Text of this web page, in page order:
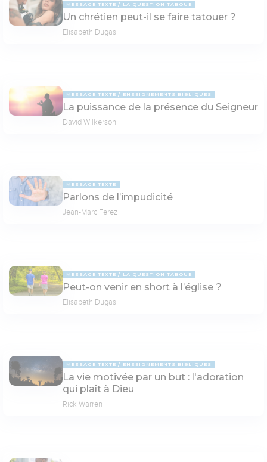
MESSAGE TEXTE LA QUESTION TABOUE
Un chrétien peut-il se faire tatouer ?
Elisabeth Dugas
MESSAGE TEXTE ENSEIGNEMENTS BIBLIQUES
La puissance de la présence du Seigneur
David Wilkerson
MESSAGE TEXTE
Parlons de l’impudicité
Jean-Marc Ferez
MESSAGE TEXTE LA QUESTION TABOUE
Peut-on venir en short à l’église ?
Elisabeth Dugas
MESSAGE TEXTE ENSEIGNEMENTS BIBLIQUES
La vie motivée par un but : l'adoration
qui plaît à Dieu
Rick Warren